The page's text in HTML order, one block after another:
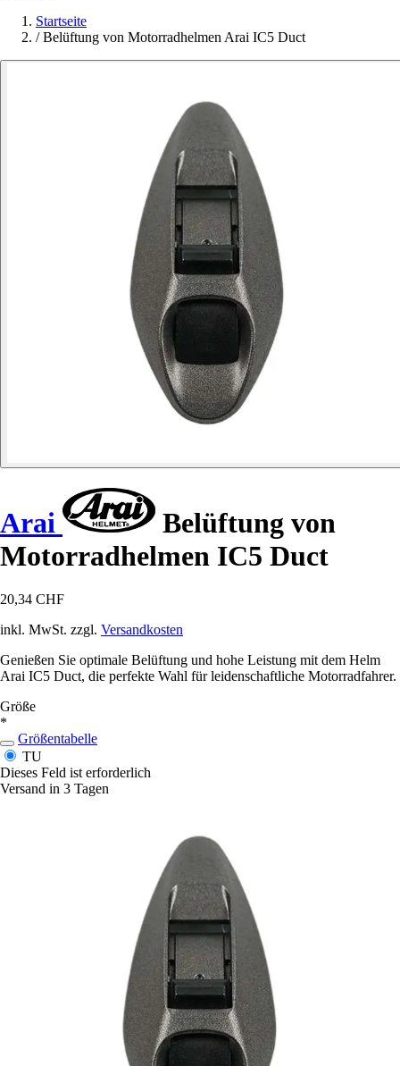
Startseite
/ Belüftung von Motorradhelmen Arai IC5 Duct
Arai
Belüftung von
Motorradhelmen IC5 Duct
20,34 CHF
inkl. MwSt. zzgl. Versandkosten
Genießen Sie optimale Belüftung und hohe Leistung mit dem Helm
Arai IC5 Duct, die perfekte Wahl für leidenschaftliche Motorradfahrer.
Größe
*
Größentabelle
TU
Dieses Feld ist erforderlich
Versand in 3 Tagen